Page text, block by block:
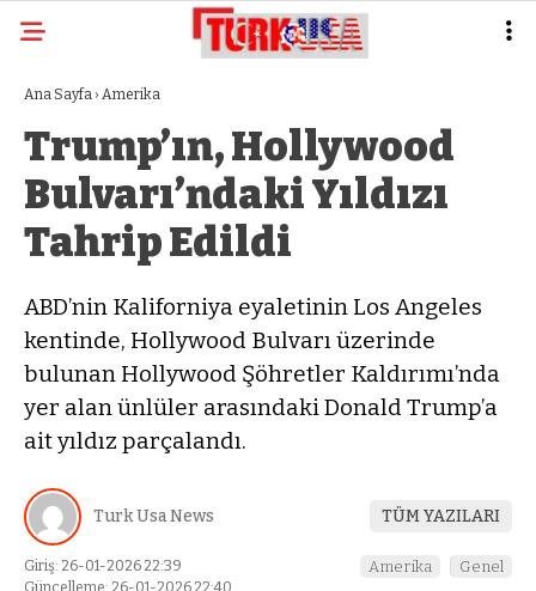
Ana Sayfa › Amerika
Trump’ın, Hollywood
Bulvarı’ndaki Yıldızı
Tahrip Edildi
ABD’nin Kaliforniya eyaletinin Los Angeles
kentinde, Hollywood Bulvarı üzerinde
bulunan Hollywood Şöhretler Kaldırımı’nda
yer alan ünlüler arasındaki Donald Trump’a
ait yıldız parçalandı.
Turk Usa News TÜM YAZILARI
Giriş: 26-01-2026 22:39
Güncelleme: 26-01-2026 22:40
Amerika Genel